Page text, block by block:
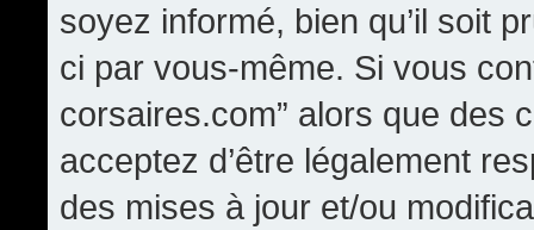
soyez informé, bien qu’il soit
ci par vous-même. Si vous
corsaires.com” alors que des
acceptez d’être légalement
des mises à jour et/ou